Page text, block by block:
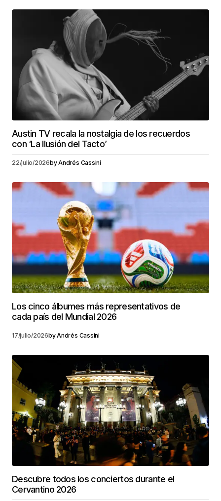
Austin TV recala la nostalgia de los recuerdos
con ‘La Ilusión del Tacto’
22/julio/2026byAndrés Cassini
Los cinco álbumes más representativos de
cada país del Mundial 2026
17/julio/2026byAndrés Cassini
Descubre todos los conciertos durante el
Cervantino 2026